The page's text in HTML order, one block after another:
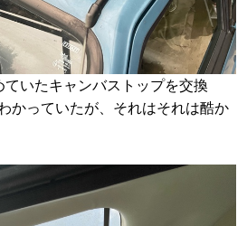
いたキャンバストップを交換
かっていたが、それはそれは酷か